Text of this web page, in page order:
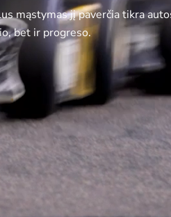
mąstymas jį paverčia tikra
bet ir progreso.